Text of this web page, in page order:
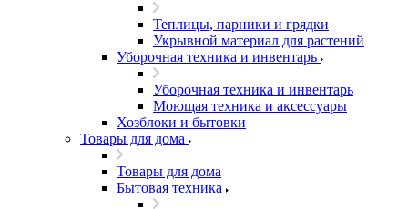
Теплицы, парники и грядки
Укрывной материал для растений
Уборочная техника и инвентарь
Уборочная техника и инвентарь
Моющая техника и аксессуары
Хозблоки и бытовки
Товары для дома
Товары для дома
Бытовая техника